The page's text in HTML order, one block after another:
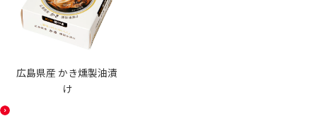
広島県産 かき燻製油漬
け